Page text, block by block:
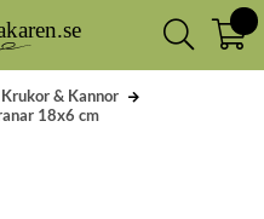
Krukor & Kannor
18x6 cm